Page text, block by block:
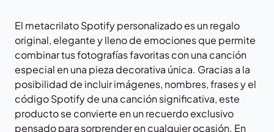
El metacrilato Spotify personalizado es un regalo
original, elegante y lleno de emociones que permite
combinar tus fotografías favoritas con una canción
especial en una pieza decorativa única. Gracias a la
posibilidad de incluir imágenes, nombres, frases y el
código Spotify de una canción significativa, este
producto se convierte en un recuerdo exclusivo
pensado para sorprender en cualquier ocasión. En